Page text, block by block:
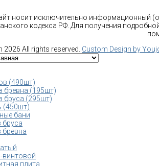
носит исключительно информационный
кодекса РФ. Для получения
2026 All rights reserved. Custom Design by
(490шт)
бревна (195шт)
бруса (295шт)
(450шт)
бани
бруса
бревна
винтовой
плита